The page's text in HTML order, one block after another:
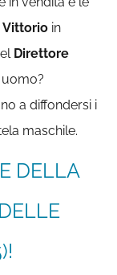
Vittorio in
Direttore
a diffondersi i
maschile.
DELLA